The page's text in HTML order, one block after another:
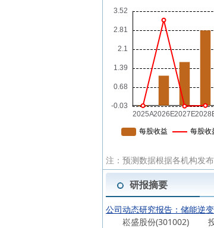
注：预测数据根据各机构发
研报摘要
公司动态研究报告：储能逆
崧盛股份(301002) 投资